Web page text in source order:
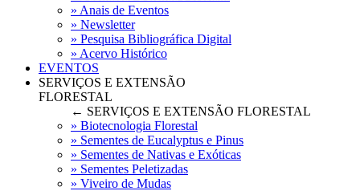
» Anais de Eventos
» Newsletter
» Pesquisa Bibliográfica Digital
» Acervo Histórico
EVENTOS
SERVIÇOS E EXTENSÃO
FLORESTAL
← SERVIÇOS E EXTENSÃO FLORESTAL
» Biotecnologia Florestal
» Sementes de Eucalyptus e Pinus
» Sementes de Nativas e Exóticas
» Sementes Peletizadas
» Viveiro de Mudas